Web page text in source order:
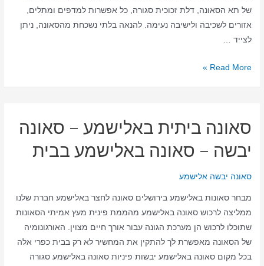
של תא הסאונה, דלת זכוכית סגורה, כל אפשרות למדפים ומתלים,
אזורים לשכיבה ולישיבה נעימה. להנאה בלתי נשכחת מהסאונה, ניתן
לצייד …
סאונה
סאונה
בבית
Read More »
סאונה ביתית באלישמע – סאונה
יבשה – סאונה באלישמע בבית
סאונה יבשה אלישמע
מבחר סאונות באלישמע בירושלים סאונה לחצר באלישמע חברת שלנו
ממליצה לרכוש סאונה באלישמע מהממת פינית מעץ אמיתי הסאונות
שתוכלו לרכוש הן מערכת הגונה עבור אורך חיים מצוין. האורגונומיה
של הסאונה מאפשרת לך להתקין את המחשיר לא רק בבית כפרי אלה
בכל מקום סאונה באלישמע יבשות פיניות סאונה באלישמע סגורה